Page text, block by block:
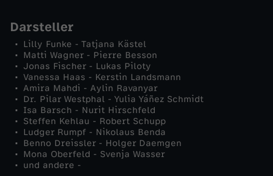
a
t
s
a
n
Darsteller
Lilly Funke - Tatjana Kästel
Matti Wagner - Pierre Besson
Jonas Fischer - Lukas Piloty
Vanessa Haas - Kerstin Landsmann
Amira Mahdi - Aylin Ravanyar
Dr. Pilar Westphal - Yulia Yáñez Schmidt
Isa Barsch - Nurit Hirschfeld
Steffen Kehlau - Robert Schupp
Ludger Rumpf - Nikolaus Benda
Benno Dreissler - Holger Daemgen
Mona Oberfeld - Svenja Wasser
und andere -